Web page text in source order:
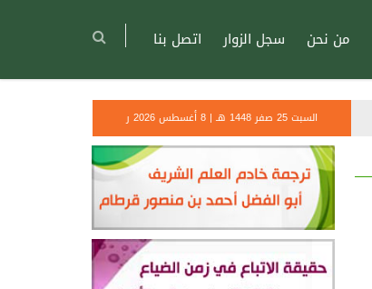
من نحن سجل الزوار اتصل بنا
السبت 25 صفر 1448 هـ | 8 أغسطس 2026 ر